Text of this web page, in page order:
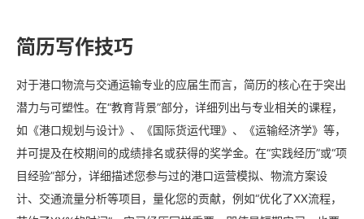
简历写作技巧
对于港口物流与交通运输专业的应届生而言，简历的核心在于突出
潜力与可塑性。在“教育背景”部分，详细列出与专业相关的课程，
如《港口规划与设计》、《国际货运代理》、《运输经济学》等，
并可提及在校期间的成绩排名或获得的奖学金。在“实践经历”或“项
目经验”部分，详细描述您参与过的港口运营模拟、物流方案设
计、交通流量分析等项目，量化您的贡献，例如“优化了XX流程，